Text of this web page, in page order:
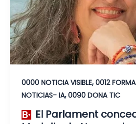
0000 NOTICIA VISIBLE,0012
NOTICIAS- IA,0090 DONA TIC
El Parlament